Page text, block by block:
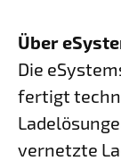
Über
Die
fertigt
vernetzte